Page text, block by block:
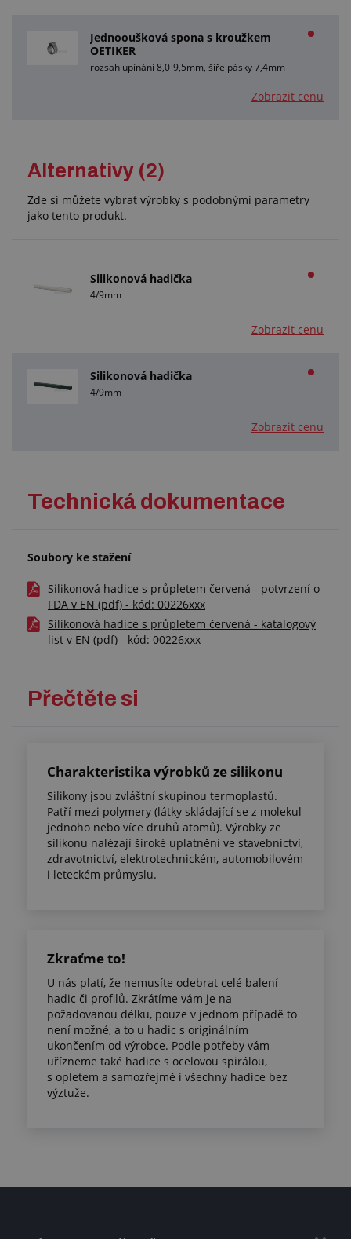
Jednooušková spona s kroužkem
OETIKER
rozsah upínání 8,0-9,5mm, šíře pásky 7,4mm
Zobrazit cenu
Alternativy (2)
Zde si můžete vybrat výrobky s podobnými parametry
jako tento produkt.
Silikonová hadička
4/9mm
Zobrazit cenu
Silikonová hadička
4/9mm
Zobrazit cenu
Technická dokumentace
Soubory ke stažení
Silikonová hadice s průpletem červená - potvrzení o
FDA v EN (pdf) - kód: 00226xxx
Silikonová hadice s průpletem červená - katalogový
list v EN (pdf) - kód: 00226xxx
Přečtěte si
Charakteristika výrobků ze silikonu
Silikony jsou zvláštní skupinou termoplastů.
Patří mezi polymery (látky skládající se z molekul
jednoho nebo více druhů atomů). Výrobky ze
silikonu nalézají široké uplatnění ve stavebnictví,
zdravotnictví, elektrotechnickém, automobilovém
i leteckém průmyslu.
Zkraťme to!
U nás platí, že nemusíte odebrat celé balení
hadic či profilů. Zkrátíme vám je na
požadovanou délku, pouze v jednom případě to
není možné, a to u hadic s originálním
ukončením od výrobce. Podle potřeby vám
uřízneme také hadice s ocelovou spirálou,
s opletem a samozřejmě i všechny hadice bez
výztuže.